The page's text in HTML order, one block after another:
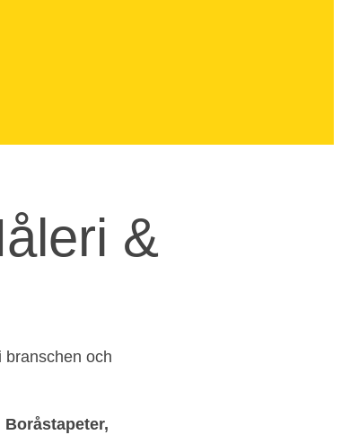
&
branschen och
Boråstapeter,